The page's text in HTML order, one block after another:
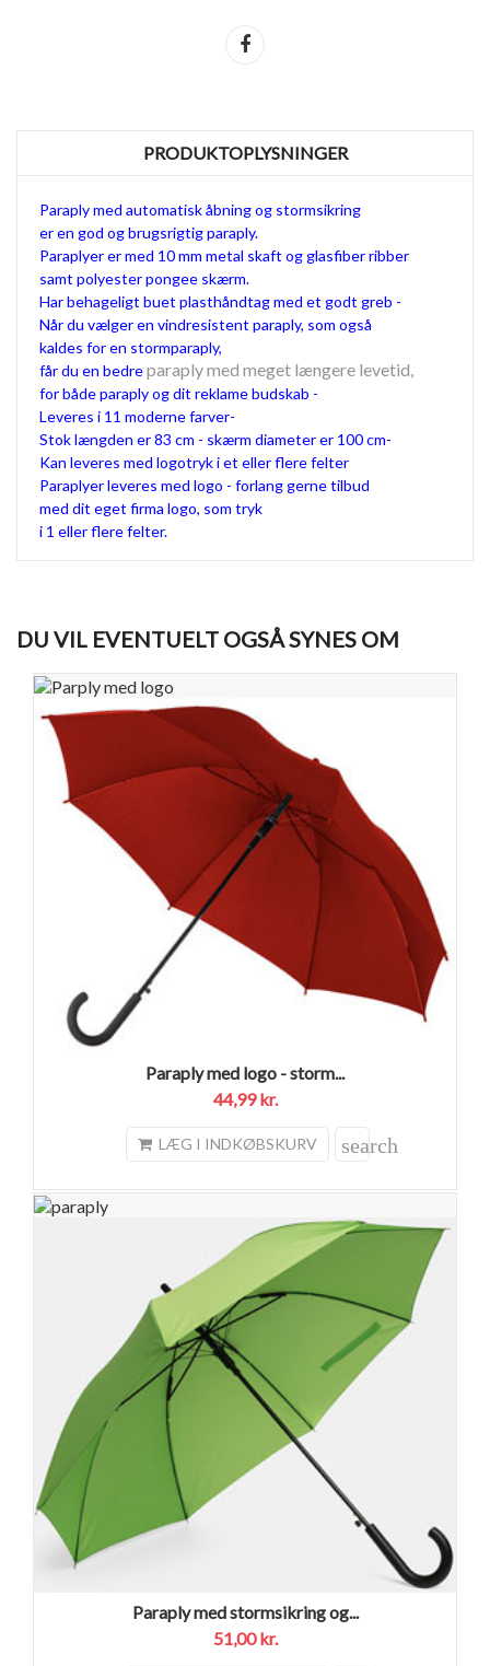
PRODUKTOPLYSNINGER
Paraply med automatisk åbning og stormsikring
er en god og brugsrigtig paraply.
Paraplyer er med 10 mm metal skaft og glasfiber ribber
samt polyester pongee skærm.
Har behageligt buet plasthåndtag med et godt greb -
Når du vælger en vindresistent paraply, som også
kaldes for en stormparaply,
får du en bedreparaply med meget længere levetid,
for både paraply og dit reklame budskab -
Leveres i 11 moderne farver-
Stok længden er 83 cm - skærm diameter er 100 cm-
Kan leveres med logotryk i et eller flere felter
Paraplyer leveres med logo - forlang gerne tilbud
med dit eget firma logo, som tryk
i 1 eller flere felter.
DU VIL EVENTUELT OGSÅ SYNES OM
Paraply med logo - storm...
44,99 kr.
LÆG I INDKØBSKURV search
Paraply med stormsikring og...
51,00 kr.